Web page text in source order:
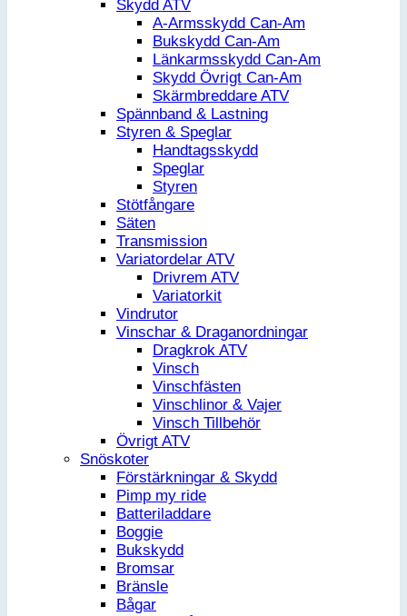
Skydd ATV
A-Armsskydd Can-Am
Bukskydd Can-Am
Länkarmsskydd Can-Am
Skydd Övrigt Can-Am
Skärmbreddare ATV
Spännband & Lastning
Styren & Speglar
Handtagsskydd
Speglar
Styren
Stötfångare
Säten
Transmission
Variatordelar ATV
Drivrem ATV
Variatorkit
Vindrutor
Vinschar & Draganordningar
Dragkrok ATV
Vinsch
Vinschfästen
Vinschlinor & Vajer
Vinsch Tillbehör
Övrigt ATV
Snöskoter
Förstärkningar & Skydd
Pimp my ride
Batteriladdare
Boggie
Bukskydd
Bromsar
Bränsle
Bågar